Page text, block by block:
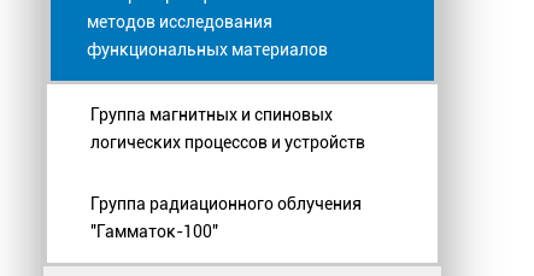
методов исследования
функциональных материалов
Группа магнитных и спиновых
логических процессов и устройств
Группа радиационного облучения
"Гамматок-100"